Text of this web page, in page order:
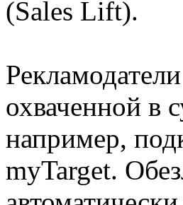
(Sales Lift).
охваченной в
например,
myTarget.